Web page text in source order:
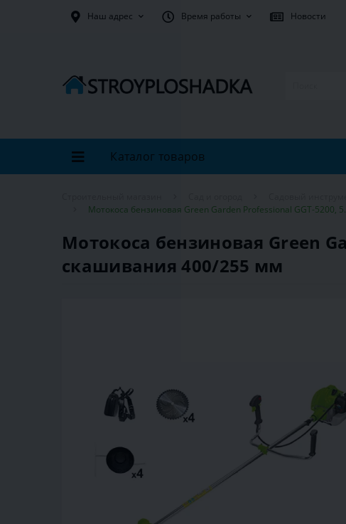
Наш адрес Время работы Новости
Каталог товаров
Мотокоса бензиновая Green Garden Professional GGT-
Мотокоса бензиновая Green
скашивания 400/255 мм